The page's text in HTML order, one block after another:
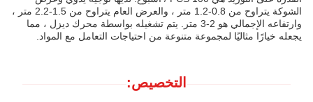
الشوكة يتراوح من 0.8-1.2 متر ، والعرض العام يتراوح من 1.5-2.2 متر ،
وارتفاعه الإجمالي هو 2-3 متر. يتم تشغيله بواسطة محرك ديزل ، مما
يجعله خيارًا مثاليًا لمجموعة متنوعة من احتياجات التعامل مع المواد.
التخصيص: